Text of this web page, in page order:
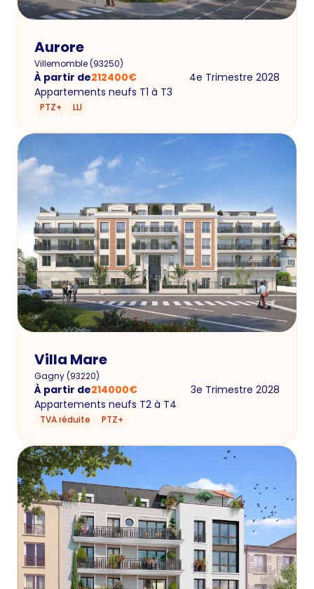
Aurore
Villemomble(93250)
À partir de212400€
4e Trimestre 2028
Appartements neufs T1 à T3
PTZ+ LLI
Villa Mare
Gagny(93220)
À partir de214000€
3e Trimestre 2028
Appartements neufs T2 à T4
TVA réduite PTZ+